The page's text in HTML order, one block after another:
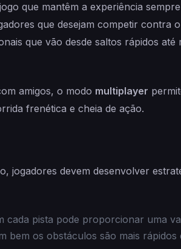
que mantêm a experiência
que desejam competir contra
que vão desde saltos rápidos até
amigos, o modo multiplayer
frenética e cheia de ação.
jogadores devem desenvolver
cada pista pode proporcionar uma
bem os obstáculos são mais rápidos